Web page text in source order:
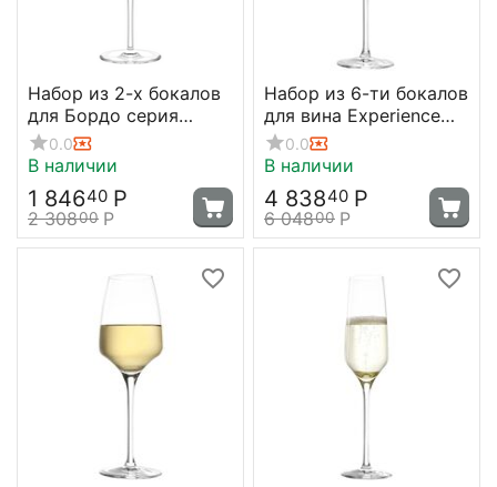
Набор из 2-х бокалов
для Бордо серия
Experience 645 мл;
D=95, H=238 мм,
0.0
В наличии
1 84640 Р
2 30800 Р
Набор из 6-ти бокалов
для вина Experience
190 мл, D66 мм, H200
мм, Stolzle
0.0
В наличии
4 83840 Р
6 04800 Р